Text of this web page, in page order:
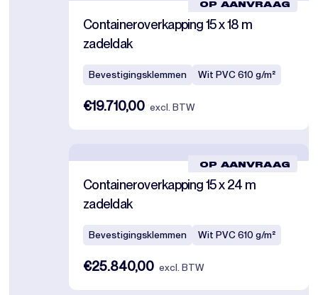
OP AANVRAAG
Containeroverkapping 15 x 18 m
zadeldak
Bevestigingsklemmen Wit PVC 610 g/m²
€19.710,00 excl. BTW
OP AANVRAAG
Containeroverkapping 15 x 24 m
zadeldak
Bevestigingsklemmen Wit PVC 610 g/m²
€25.840,00 excl. BTW